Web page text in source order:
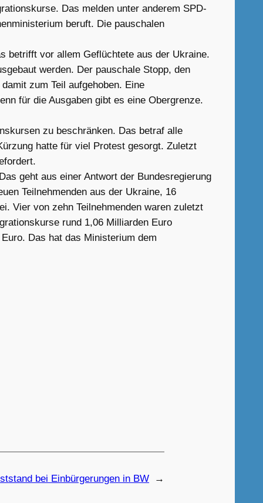
Das melden unter anderem SPD-
beruft. Die pauschalen
betrifft vor allem Geflüchtete aus der Ukraine.
werden. Der pauschale Stopp, den
zum Teil aufgehoben. Eine
für die Ausgaben gibt es eine Obergrenze.
zu beschränken. Das betraf alle
hatte für viel Protest gesorgt. Zuletzt
geht aus einer Antwort der Bundesregierung
Teilnehmenden aus der Ukraine, 16
Vier von zehn Teilnehmenden waren zuletzt
rund 1,06 Milliarden Euro
Das hat das Ministerium dem
bei Einbürgerungen in BW →